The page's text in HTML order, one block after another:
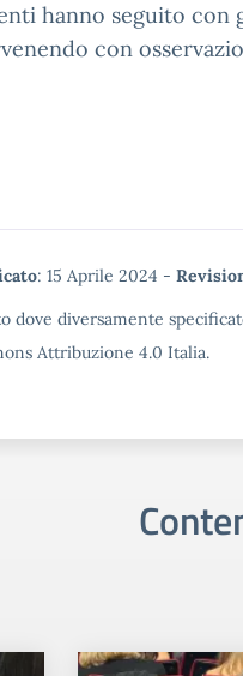
hanno seguito con
con
: 15 Aprile 2024 -
dove diversamente
Attribuzione 4.0 Italia.